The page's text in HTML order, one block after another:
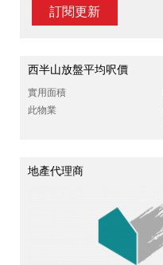
訂閱更新
西半山放盤平均呎價
實用面積
此物業
地產代理商